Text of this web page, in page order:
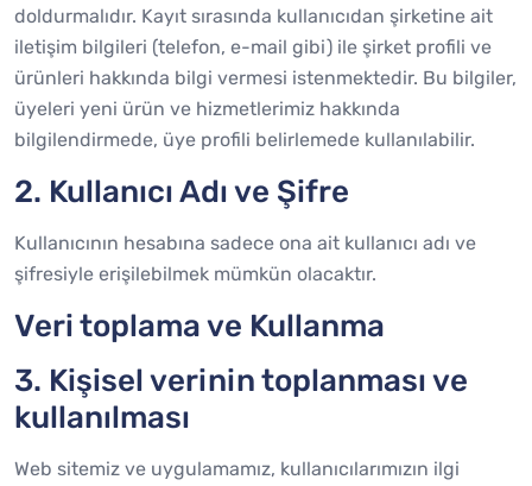
doldurmalıdır. Kayıt sırasında kullanıcıdan şirketine ait
iletişim bilgileri (telefon, e-mail gibi) ile şirket profili ve
ürünleri hakkında bilgi vermesi istenmektedir. Bu bilgiler,
üyeleri yeni ürün ve hizmetlerimiz hakkında
bilgilendirmede, üye profili belirlemede kullanılabilir.
2. Kullanıcı Adı ve Şifre
Kullanıcının hesabına sadece ona ait kullanıcı adı ve
şifresiyle erişilebilmek mümkün olacaktır.
Veri toplama ve Kullanma
3. Kişisel verinin toplanması ve
kullanılması
Web sitemiz ve uygulamamız, kullanıcılarımızın ilgi